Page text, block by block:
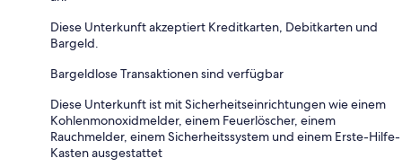
Diese Unterkunft akzeptiert Kreditkarten, Debitkarten und
Bargeld.
Bargeldlose Transaktionen sind verfügbar
Diese Unterkunft ist mit Sicherheitseinrichtungen wie einem
Kohlenmonoxidmelder, einem Feuerlöscher, einem
Rauchmelder, einem Sicherheitssystem und einem Erste-Hilfe-
Kasten ausgestattet